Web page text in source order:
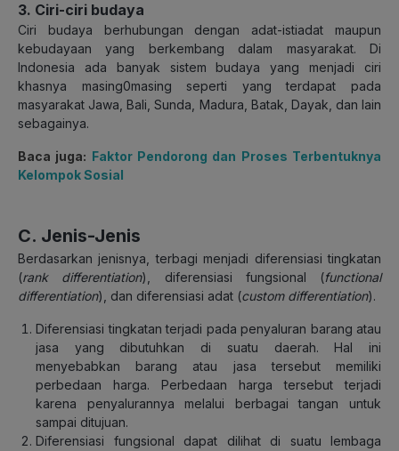
3. Ciri-ciri budaya
Ciri budaya berhubungan dengan adat-istiadat maupun
kebudayaan yang berkembang dalam masyarakat. Di
Indonesia ada banyak sistem budaya yang menjadi ciri
khasnya masing0masing seperti yang terdapat pada
masyarakat Jawa, Bali, Sunda, Madura, Batak, Dayak, dan lain
sebagainya.
Baca juga: Faktor Pendorong dan Proses Terbentuknya
Kelompok Sosial
C. Jenis-Jenis
Berdasarkan jenisnya, terbagi menjadi diferensiasi tingkatan
(rank differentiation), diferensiasi fungsional (functional
differentiation), dan diferensiasi adat (custom differentiation).
Diferensiasi tingkatan terjadi pada penyaluran barang atau
jasa yang dibutuhkan di suatu daerah. Hal ini
menyebabkan barang atau jasa tersebut memiliki
perbedaan harga. Perbedaan harga tersebut terjadi
karena penyalurannya melalui berbagai tangan untuk
sampai ditujuan.
Diferensiasi fungsional dapat dilihat di suatu lembaga